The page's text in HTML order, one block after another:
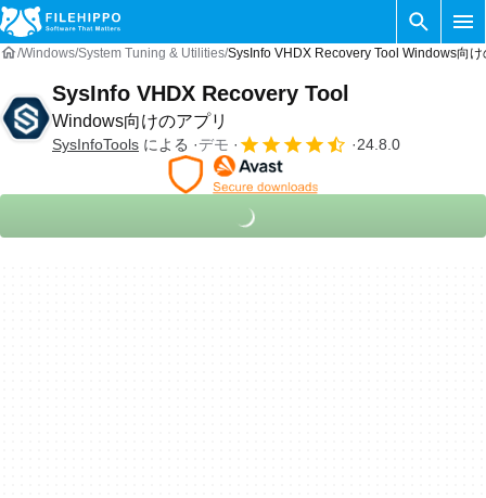
Windows System Tuning & Utilities SysInfo VHDX Recovery Tool Windows向け
SysInfo VHDX Recovery Tool
Windows向けのアプリ
SysInfoTools による デモ 24.8.0